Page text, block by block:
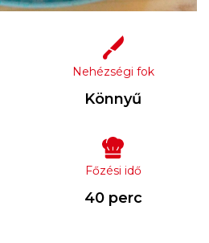
Nehézségi fok
Könnyű
Főzési idő
40 perc